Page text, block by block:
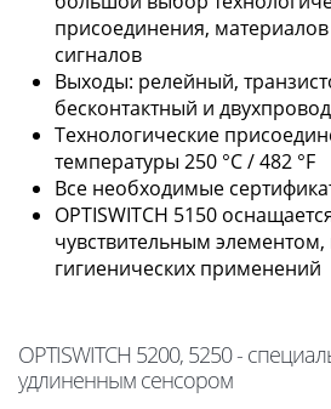
присоединения,
сигналов
Выходы: релейный,
бесконтактный и
Технологические
температуры 250 °C / 482 °F
Все необходимые
OPTISWITCH 5150
чувствительным
гигиенических применений
OPTISWITCH 5200, 5250 -
удлиненным сенсором